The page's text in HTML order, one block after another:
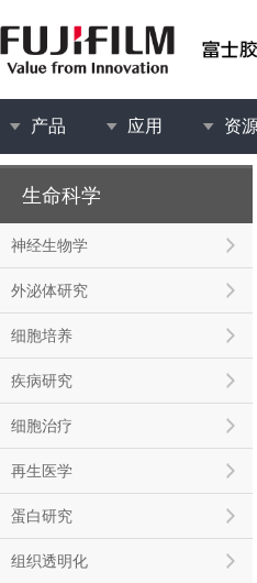
产品 应用 资
生命科学
神经生物学
外泌体研究
细胞培养
疾病研究
细胞治疗
再生医学
蛋白研究
组织透明化